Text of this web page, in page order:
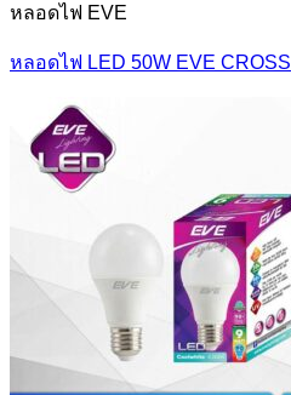
หลอดไฟ EVE
หลอดไฟ LED 50W EVE CROSS